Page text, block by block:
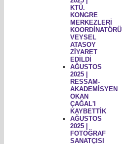
KTÜ.
KONGRE
MERKEZLERİ
KOORDİNATÖRÜ
VEYSEL
ATASOY
ZİYARET
EDİLDİ
AĞUSTOS
2025 |
RESSAM-
AKADEMİSYEN
OKAN
ÇAĞAL'I
KAYBETTİK
AĞUSTOS
2025 |
FOTOĞRAF
SANATÇISI